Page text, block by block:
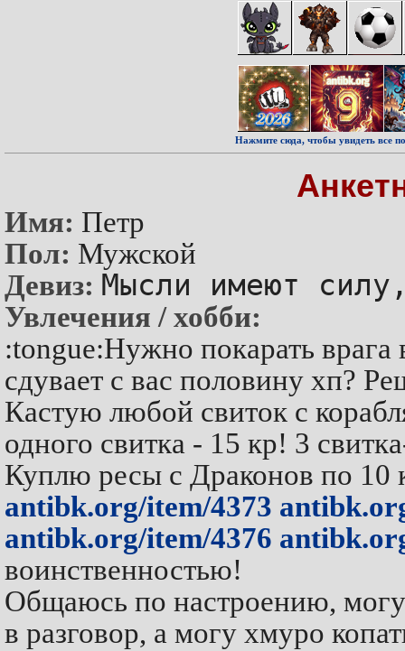
Нажмите сюда, чтобы увидеть все
Имя: Петр
Пол: Мужской
Девиз: Мысли имеют
Увлечения / хобби:
:tongue:Нужно покарать
сдувает с вас половину хп?
Кастую любой свиток с
одного свитка - 15 кр! 3
Куплю ресы с Драконов по
antibk.org/item/4373
antibk.org/item/4376
воинственностью!
Общаюсь по настроению, могу
в разговор, а могу хмуро